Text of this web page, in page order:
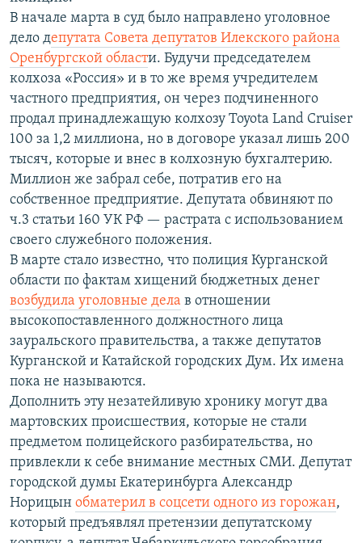
В начале марта в суд было направлено уголовное
дело депутата Совета депутатов Илекского района
Оренбургской области. Будучи председателем
колхоза «Россия» и в то же время учредителем
частного предприятия, он через подчиненного
продал принадлежащую колхозу Toyota Land Cruiser
100 за 1,2 миллиона, но в договоре указал лишь 200
тысяч, которые и внес в колхозную бухгалтерию.
Миллион же забрал себе, потратив его на
собственное предприятие. Депутата обвиняют по
ч.3 статьи 160 УК РФ — растрата с использованием
своего служебного положения.
В марте стало известно, что полиция Курганской
области по фактам хищений бюджетных денег
возбудила уголовные дела в отношении
высокопоставленного должностного лица
зауральского правительства, а также депутатов
Курганской и Катайской городских Дум. Их имена
пока не называются.
Дополнить эту незатейливую хронику могут два
мартовских происшествия, которые не стали
предметом полицейского разбирательства, но
привлекли к себе внимание местных СМИ. Депутат
городской думы Екатеринбурга Александр
Норицын обматерил в соцсети одного из горожан,
который предъявлял претензии депутатскому